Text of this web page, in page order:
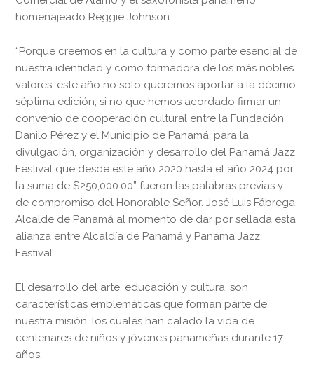
homenajeado Reggie Johnson.
“Porque creemos en la cultura y como parte esencial de
nuestra identidad y como formadora de los más nobles
valores, este año no solo queremos aportar a la décimo
séptima edición, si no que hemos acordado firmar un
convenio de cooperación cultural entre la Fundación
Danilo Pérez y el Municipio de Panamá, para la
divulgación, organización y desarrollo del Panamá Jazz
Festival que desde este año 2020 hasta el año 2024 por
la suma de $250,000.00” fueron las palabras previas y
de compromiso del Honorable Señor. José Luis Fábrega,
Alcalde de Panamá al momento de dar por sellada esta
alianza entre Alcaldía de Panamá y Panama Jazz
Festival.
El desarrollo del arte, educación y cultura, son
características emblemáticas que forman parte de
nuestra misión, los cuales han calado la vida de
centenares de niños y jóvenes panameñas durante 17
años.